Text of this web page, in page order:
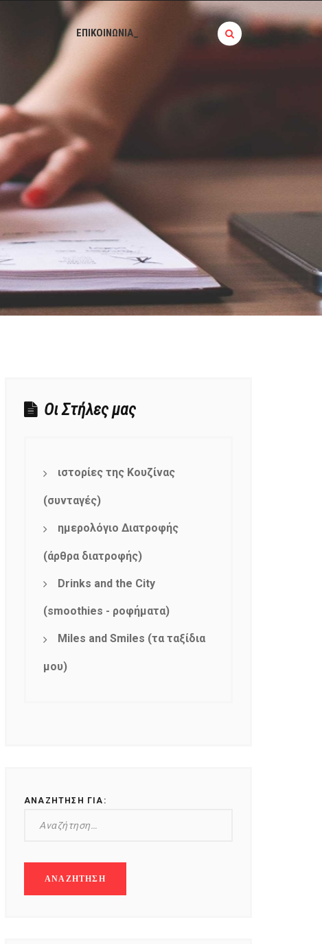
ΕΠΙΚΟΙΝΩΝΙΑ_
Οι Στήλες μας
ιστορίες της Κουζίνας
(συνταγές)
ημερολόγιο Διατροφής
(άρθρα διατροφής)
Drinks and the City
(smoothies - ροφήματα)
Miles and Smiles (τα ταξίδια
μου)
ΑΝΑΖΉΤΗΣΗ ΓΙΑ: